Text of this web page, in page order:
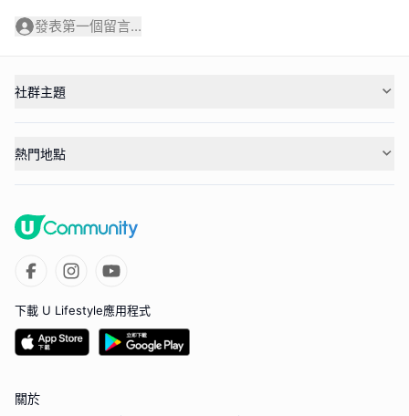
發表第一個留言...
社群主題
熱門地點
下載 U Lifestyle應用程式
關於